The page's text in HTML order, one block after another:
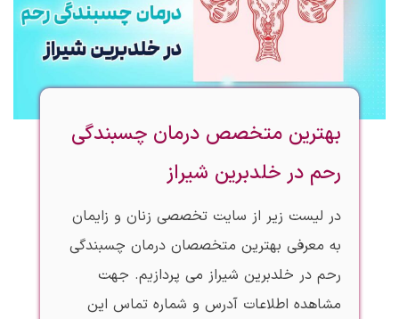
بهترین متخصص درمان چسبندگی
رحم در خلدبرین شیراز
در لیست زیر از سایت تخصصی زنان و زایمان
به معرفی بهترین متخصصان درمان چسبندگی
رحم در خلدبرین شیراز می پردازیم. جهت
مشاهده اطلاعات آدرس و شماره تماس این